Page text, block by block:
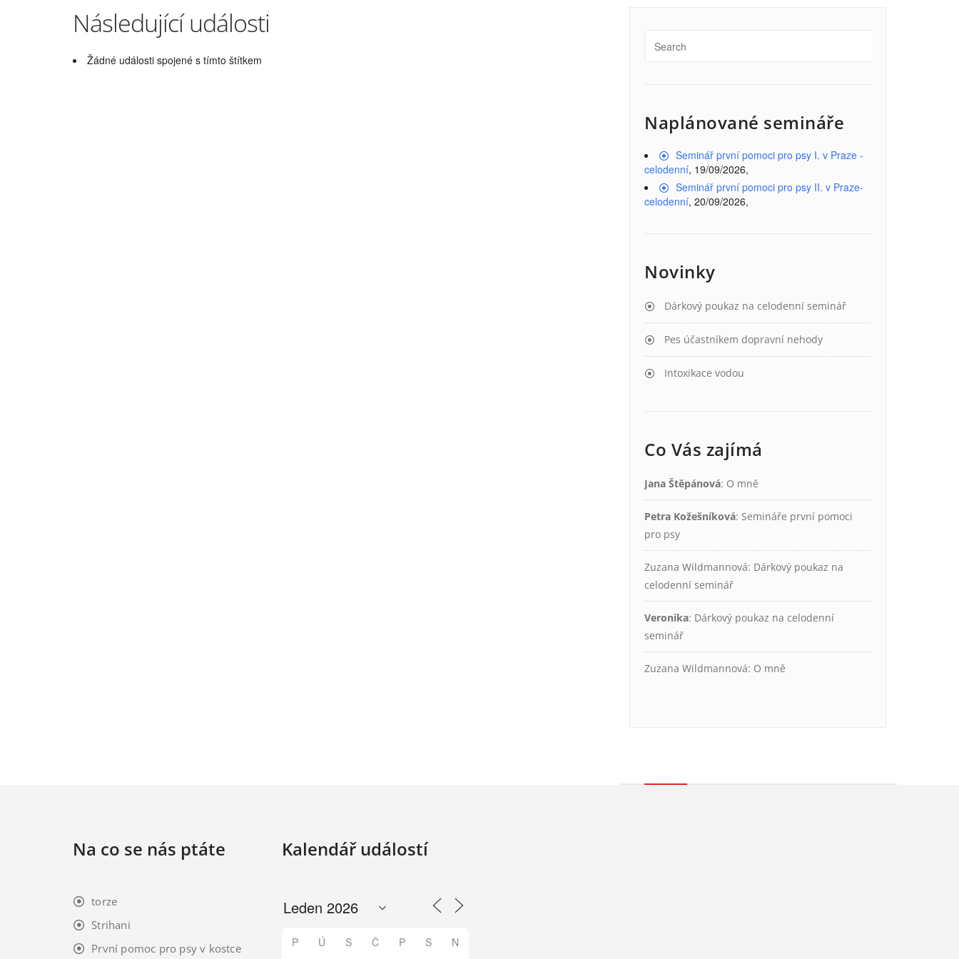
Následující události
Žádné události spojené s tímto štítkem
Naplánované semináře
Seminář první pomoci pro psy I. v Praze -
celodenní, 19/09/2026,
Seminář první pomoci pro psy II. v Praze-
celodenní, 20/09/2026,
Novinky
Dárkový poukaz na celodenní seminář
Pes účastníkem dopravní nehody
Intoxikace vodou
Co Vás zajímá
Jana Štěpánová: O mně
Petra Kožešníková: Semináře první pomoci
pro psy
Zuzana Wildmannová: Dárkový poukaz na
celodenní seminář
Veronika: Dárkový poukaz na celodenní
seminář
Zuzana Wildmannová: O mně
Na co se nás ptáte
torze
Strihani
První pomoc pro psy v kostce
Kalendář událostí
P Ú S Č P S N